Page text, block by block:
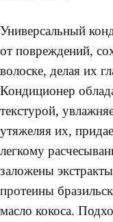
Универсальный
от повреждений,
волоске, делая их
Кондиционер
текстурой,
утяжеляя их,
легкому
заложены
протеины
масло кокоса.